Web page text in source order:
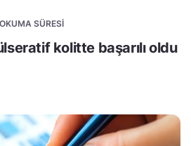
SÜRESI
kolitte başarılı oldu